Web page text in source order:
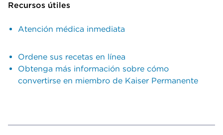
Recursos útiles
Atención médica inmediata
Ordene sus recetas en línea
Obtenga más información sobre cómo
convertirse en miembro de Kaiser Permanente